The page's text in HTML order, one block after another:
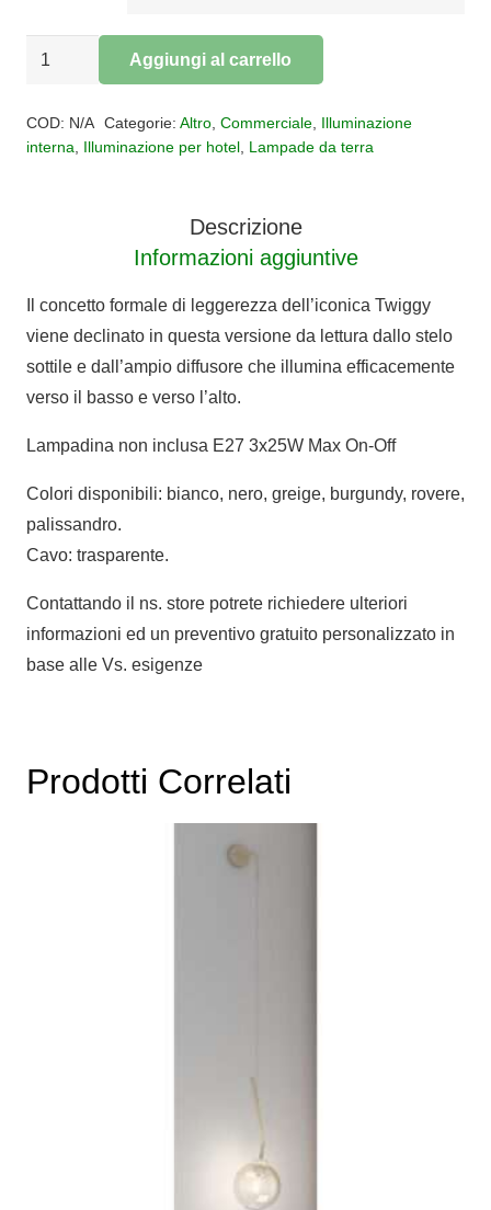
Lampada
TWIGGY
Aggiungi al carrello
COD: N/A Categorie: Altro, Commerciale, Illuminazione
interna
Illuminazione per hotel Lampade da terra
Descrizione
Informazioni aggiuntive
Il concetto formale di leggerezza dell’iconica Twiggy
viene declinato in questa versione da lettura dallo stelo
sottile e dall’ampio diffusore che illumina efficacemente
verso il basso e verso l’alto.
Lampadina non inclusa E27 3x25W Max On-Off
Colori disponibili: bianco, nero, greige, burgundy, rovere,
palissandro.
Cavo: trasparente.
Contattando il ns. store potrete richiedere ulteriori
informazioni ed un preventivo gratuito personalizzato in
base alle Vs. esigenze
Prodotti Correlati